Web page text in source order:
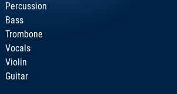
Percussion
Bass
Trombone
Vocals
Violin
Guitar